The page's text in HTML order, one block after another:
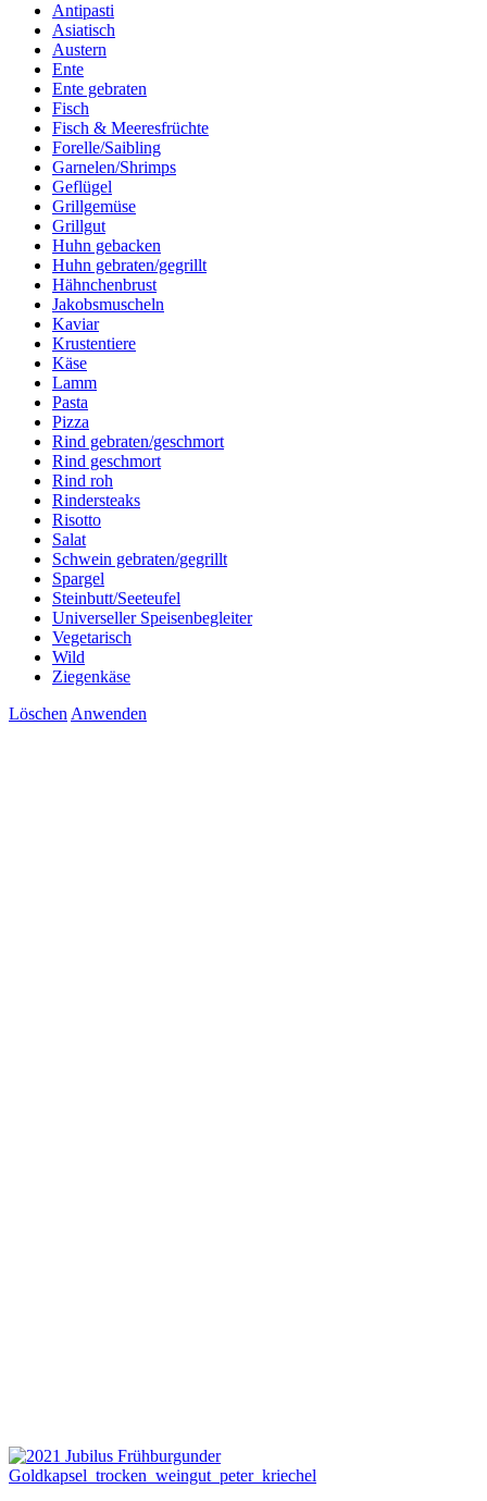
Antipasti
Asiatisch
Austern
Ente
Ente gebraten
Fisch
Fisch & Meeresfrüchte
Forelle/Saibling
Garnelen/Shrimps
Geflügel
Grillgemüse
Grillgut
Huhn gebacken
Huhn gebraten/gegrillt
Hähnchenbrust
Jakobsmuscheln
Kaviar
Krustentiere
Käse
Lamm
Pasta
Pizza
Rind gebraten/geschmort
Rind geschmort
Rind roh
Rindersteaks
Risotto
Salat
Schwein gebraten/gegrillt
Spargel
Steinbutt/Seeteufel
Universeller Speisenbegleiter
Vegetarisch
Wild
Ziegenkäse
Löschen Anwenden